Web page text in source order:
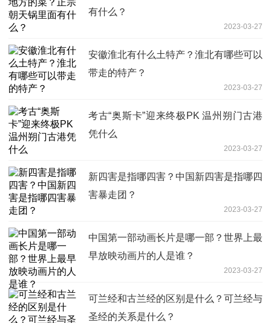
有什么？
2023-03-27
安徽淮北有什么土特产？淮北有哪些可以
带走的特产？
2023-03-27
考古“奥斯卡”迎来终极PK 温州朔门古港
凭什么
2023-03-27
新四害是指哪四害？中国新四害是指哪四
害暴走团？
2023-03-27
中国第一部动画长片是哪一部？世界上最
早放映动画片的人是谁？
2023-03-27
可兰经和古兰经的区别是什么？可兰经与
圣经的关系是什么？